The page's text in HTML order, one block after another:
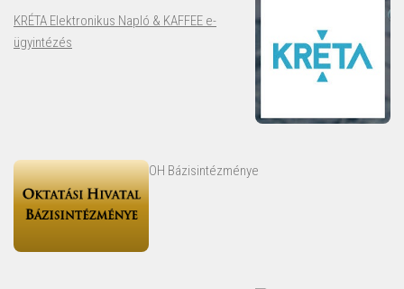
KRÉTA Elektronikus Napló & KAFFEE e-
ügyintézés
OH Bázisintézménye